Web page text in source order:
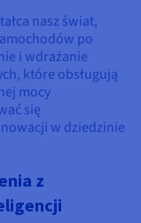
nasz świat,
po
i wdrażanie
które obsługują
mocy
się
w dziedzinie
z